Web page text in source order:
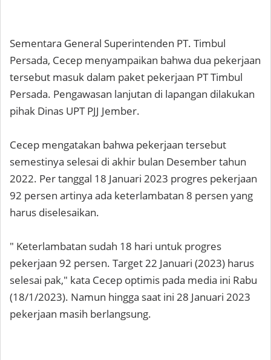
Sementara General Superintenden PT. Timbul
Persada, Cecep menyampaikan bahwa dua pekerjaan
tersebut masuk dalam paket pekerjaan PT Timbul
Persada. Pengawasan lanjutan di lapangan dilakukan
pihak Dinas UPT PJJ Jember.
Cecep mengatakan bahwa pekerjaan tersebut
semestinya selesai di akhir bulan Desember tahun
2022. Per tanggal 18 Januari 2023 progres pekerjaan
92 persen artinya ada keterlambatan 8 persen yang
harus diselesaikan.
" Keterlambatan sudah 18 hari untuk progres
pekerjaan 92 persen. Target 22 Januari (2023) harus
selesai pak," kata Cecep optimis pada media ini Rabu
(18/1/2023). Namun hingga saat ini 28 Januari 2023
pekerjaan masih berlangsung.